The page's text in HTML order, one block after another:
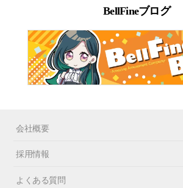
BellFineブログ
会社概要
採用情報
よくある質問